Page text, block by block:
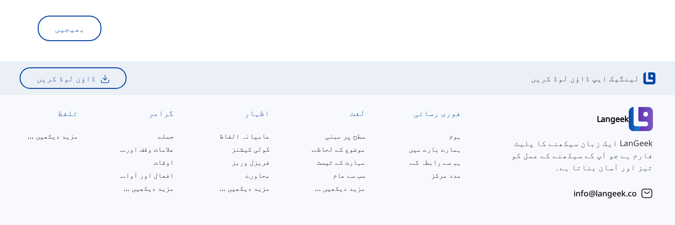
بھیجیں
لینگیک ایپ ڈاؤن لوڈ کریں ڈاؤن لوڈ کریں
Langeek
LanGeek ایک زبان سیکھنے کا پلیٹ
فارم ہے جو آپ کے سیکھنے کے عمل کو
تیز اور آسان بناتا ہے۔
info@langeek.co
فوری رسائی
ہوم
ہمارے بارے میں
ہم سے رابطہ کریں
مدد مرکز
لغت
سطح پر مبنی
موضوع کے لحاظ سے
مہارت کے ٹیسٹ
سب سے عام
مزید دیکھیں ...
اظہار
عامیانہ الفاظ
کولی کیشنز
فریزل وربز
محاورے
مزید دیکھیں ...
گرامر
جملے
علامات وقف اور ہجے
اوقات
افعال اور آوازیں
مزید دیکھیں ...
تلفظ
مزید دیکھیں ...